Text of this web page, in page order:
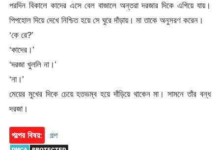
পরদিন বিকালে কাদের এসে বেল বাজালে অন্তরা দরজার দিকে এগিয়ে যায়।
পিপহোল দিয়ে দেখে নিশ্চিত হয়ে সে ঘুরে দাঁড়ায়। মা তাকে অনুসরণ করেন।
‘কে রে?’
‘কাদের।’
‘দরজা খুললি না।’
‘না।’
মেয়ের মুখের দিকে চেয়ে হতভম্ব হয়ে দাঁড়িয়ে থাকেন মা। সামনে তাঁর বন্ধ
দরজা।
গল্পের বিষয়: গল্প